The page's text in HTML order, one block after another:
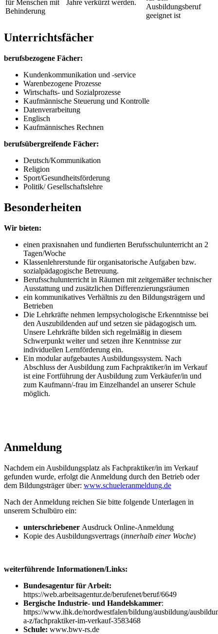
für Menschen mit
Behinderung
Jahre verkürzt werden.
Ausbildungsberuf
geeignet ist
Unterrichtsfächer
berufsbezogene Fächer:
Kundenkommunikation und -service
Warenbezogene Prozesse
Wirtschafts- und Sozialprozesse
Kaufmännische Steuerung und Kontrolle
Datenverarbeitung
Englisch
Kaufmännisches Rechnen
berufsübergreifende Fächer:
Deutsch/Kommunikation
Religion
Sport/Gesundheitsförderung
Politik/ Gesellschaftslehre
Besonderheiten
Wir bieten:
einen praxisnahen und fundierten Berufsschulunterricht an 2
Tagen/Woche
Klassenlehrerstunde für organisatorische Aufgaben bzw.
sozialpädagogische Betreuung.
Berufsschulunterricht in Räumen mit zeitgemäßer technischer
Ausstattung und zusätzlichen Differenzierungsräumen
ein kommunikatives Verhältnis zu den Bildungsträgern und
Betrieben
Die Lehrkräfte nehmen lernpsychologische Erkenntnisse bei
den Auszubildenden auf und setzen sie pädagogisch um.
Unsere Lehrkräfte bilden sich regelmäßig in diesem
Schwerpunkt weiter und setzen ihre Kenntnisse zur
individuellen Lernförderung ein.
Ein modular aufgebautes Ausbildungssystem. Nach
Abschluss der Ausbildung zum Fachpraktiker/in im Verkauf
ist eine Fortführung der Ausbildung zum Verkäufer/in und
zum Kaufmann/-frau im Einzelhandel an unserer Schule
möglich.
Anmeldung
Nachdem ein Ausbildungsplatz als Fachpraktiker/in im Verkauf
gefunden wurde, erfolgt die Anmeldung durch den Betrieb oder
dem Bildungsträger über: www.schueleranmeldung.de
Nach der Anmeldung reichen Sie bitte folgende Unterlagen in
unserem Schulbüro ein:
unterschriebener Ausdruck Online-Anmeldung
Kopie des Ausbildungsvertrags (innerhalb einer Woche)
weiterführende Informationen/Links:
Bundesagentur für Arbeit:
https://web.arbeitsagentur.de/berufenet/beruf/6649
Bergische Industrie- und Handelskammer:
https://www.ihk.de/nordwestfalen/bildung/ausbildung/
a-z/fachpraktiker-im-verkauf-3583468
Schule: www.bwv-rs.de